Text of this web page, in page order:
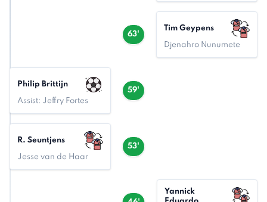
63'
Tim Geypens
Djenahro Nunumete
59'
Philip Brittijn
Assist: Jeffry Fortes
53'
R. Seuntjens
Jesse van de Haar
Yannick